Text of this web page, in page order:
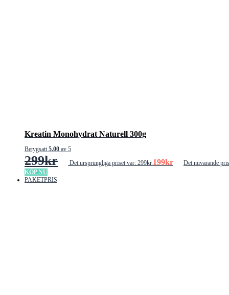
Kreatin Monohydrat Naturell 300g
Betygsatt 5.00 av 5
299kr Det ursprungliga priset var: 299kr. 199kr
Det nuvarande
KÖP NU
PAKETPRIS